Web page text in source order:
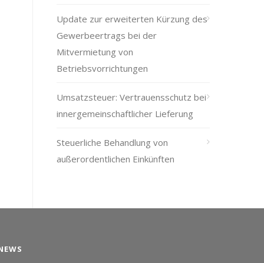
Update zur erweiterten Kürzung des
Gewerbeertrags bei der
Mitvermietung von
Betriebsvorrichtungen
Umsatzsteuer: Vertrauensschutz bei
innergemeinschaftlicher Lieferung
Steuerliche Behandlung von
außerordentlichen Einkünften